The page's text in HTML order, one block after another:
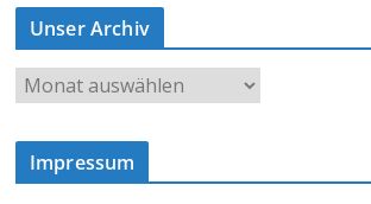
Unser Archiv
U
n
s
Impressum